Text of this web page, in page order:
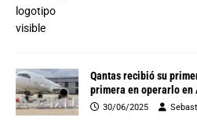
Qantas recibió su
primera en operarlo en
30/06/2025